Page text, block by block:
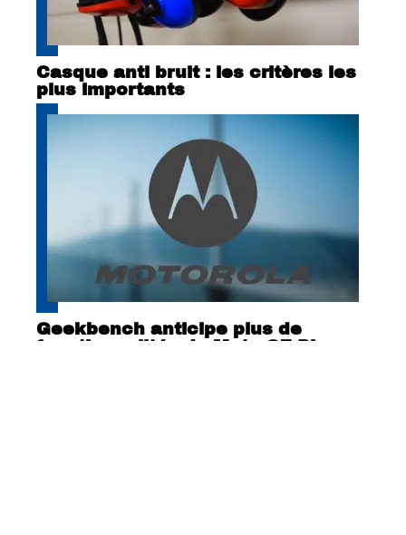
Casque anti bruit : les critères les
plus importants
Geekbench anticipe plus de
fonctionnalités du Moto G7 Play